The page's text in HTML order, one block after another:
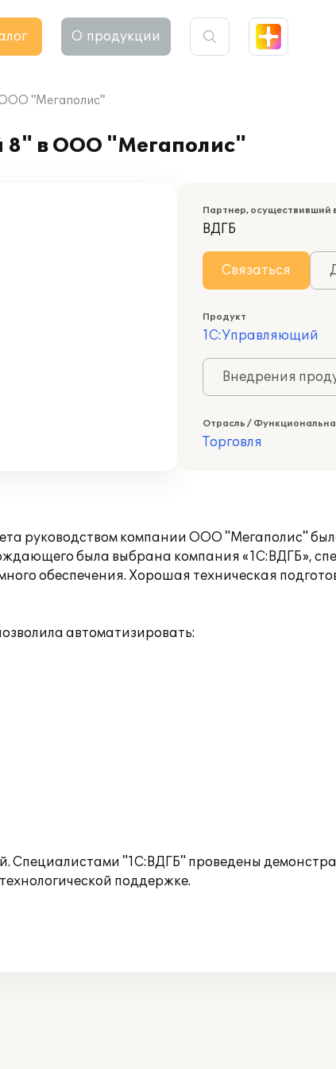
О продукции
"Мегаполис"
в ООО "Мегаполис"
Партнер, осуществивший
ВДГБ
Связаться
Продукт
1С:Управляющий
Внедрения
Отрасль /
Торговля
руководством компании ООО "Мегаполис"
была выбрана компания «1С:ВДГБ»,
обеспечения. Хорошая техническая
автоматизировать:
Специалистами "1С:ВДГБ" проведены
поддержке.